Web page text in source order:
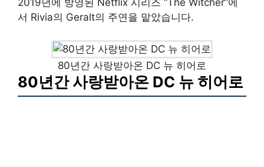
2019년에 방영된 Netflix 시리즈 “The Witcher”에
서 Rivia의 Geralt의 주연을 맡았습니다.
80년간 사랑받아온 DC 뉴 히어로
80년간 사랑받아온 DC 뉴 히어로